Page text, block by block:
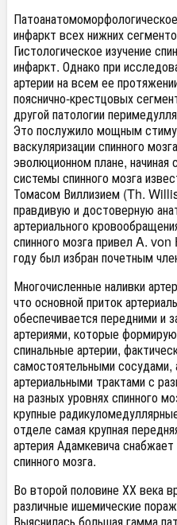
инфаркт всех нижних
Гистологическое изучение
инфаркт. Однако при
артерии на всем ее
пояснично-крестцовых
другой патологии
Это послужило мощным
васкуляризации спинного
эволюционном плане, начиная
системы спинного мозга
Томасом Виллизием (Th.
правдивую и достоверную
артериального
спинного мозга привел A.
году был избран почетным
Многочисленные наливки
что основной приток
обеспечивается передними и
артериями, которые
спинальные артерии,
самостоятельными сосудами,
артериальными трактами с
на разных уровнях спинного
крупные
отделе самая крупная
артерия Адамкевича
спинного мозга.
Во второй половине ХХ века
различные ишемические
Выяснилась большая гамма